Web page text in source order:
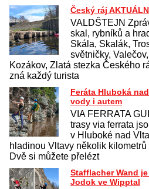
Český ráj
VALDŠTEJN
skal, rybníků a
Skála, Skalák,
světničky,
Kozákov, Zlatá stezka Českého
zná každý turista
Feráta Hluboká
vody i autem
VIA FERRATA
trasy via ferrata
v Hluboké nad
hladinou Vltavy několik
Dvě si můžete přelézt
Stafflacher Wand
Jodok ve Wipptal